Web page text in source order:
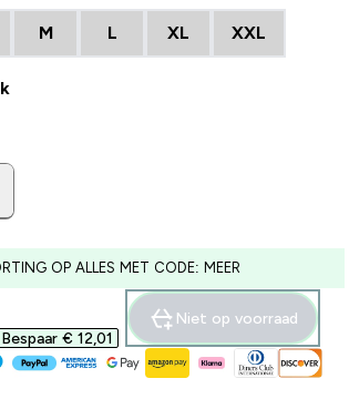
M L XL XXL
OP ALLES MET CODE: MEER
price
Bespaar € 12,01‎
Niet op voorraad